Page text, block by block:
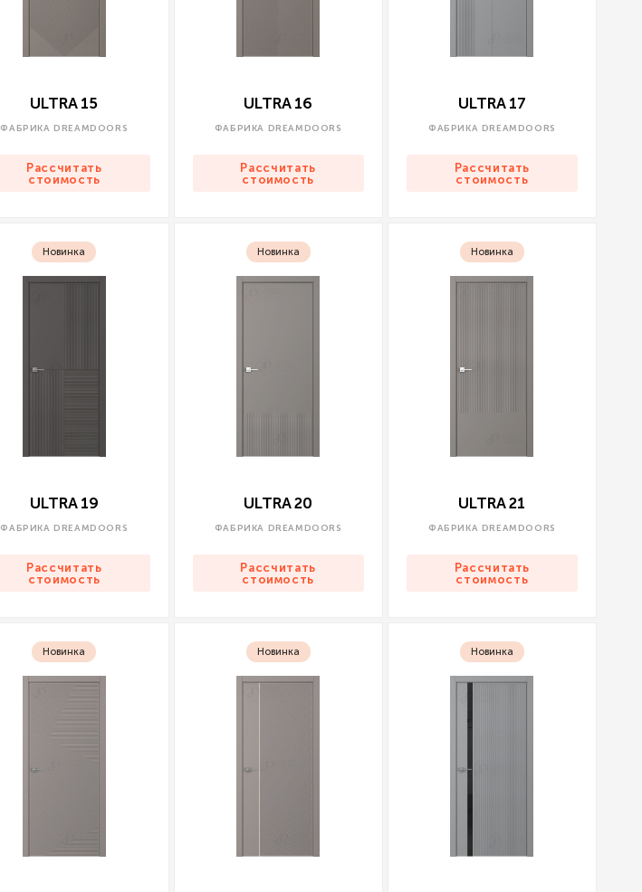
ULTRA 15
ФАБРИКА DREAMDOORS
Рассчитать
стоимость
ULTRA 16
ФАБРИКА DREAMDOORS
Рассчитать
стоимость
ULTRA 17
ФАБРИКА DREAMDOORS
Рассчитать
стоимость
ULTRA 19
ФАБРИКА DREAMDOORS
Рассчитать
стоимость
Новинка
ULTRA 20
ФАБРИКА DREAMDOORS
Рассчитать
стоимость
Новинка
ULTRA 21
ФАБРИКА DREAMDOORS
Рассчитать
стоимость
Новинка
Новинка Новинка Новинка